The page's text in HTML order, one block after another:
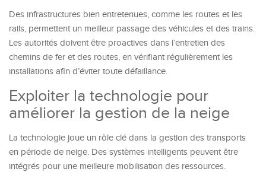
Des infrastructures bien entretenues, comme les routes et les
rails, permettent un meilleur passage des véhicules et des trains.
Les autorités doivent être proactives dans l’entretien des
chemins de fer et des routes, en vérifiant régulièrement les
installations afin d’éviter toute défaillance.
Exploiter la technologie pour
améliorer la gestion de la neige
La technologie joue un rôle clé dans la gestion des transports
en période de neige. Des systèmes intelligents peuvent être
intégrés pour une meilleure mobilisation des ressources.